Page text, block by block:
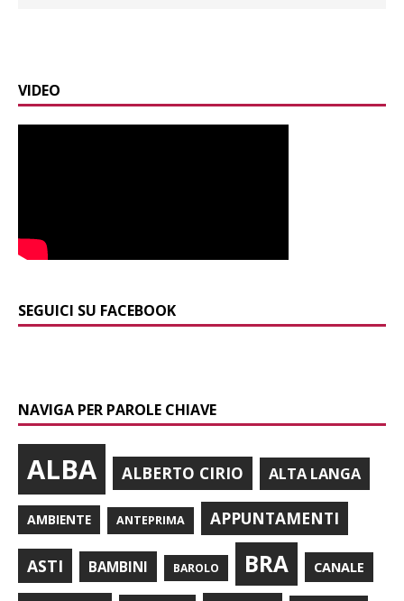
VIDEO
SEGUICI SU FACEBOOK
NAVIGA PER PAROLE CHIAVE
ALBA ALBERTO CIRIO ALTA LANGA
AMBIENTE ANTEPRIMA APPUNTAMENTI
ASTI BAMBINI BAROLO BRA CANALE